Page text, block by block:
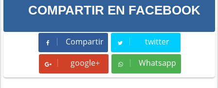
COMPARTIR EN FACEBOOK
Compartir
Compartir twitter
Tweet
google+ Whatsapp
Whatsapp